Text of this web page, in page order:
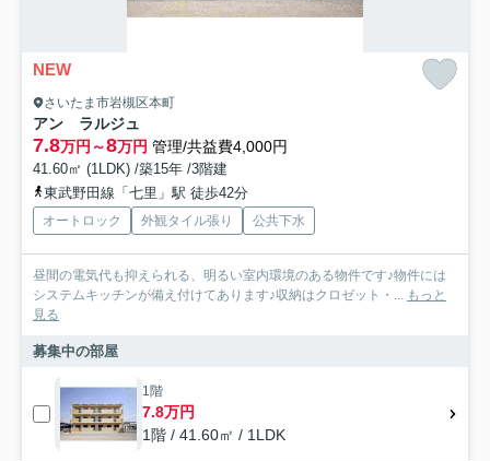
NEW
さいたま市岩槻区本町
アン ラルジュ
7.8万円～8万円 管理/共益費4,000円
41.60㎡ (1LDK) /築15年 /3階建
東武野田線「七里」駅 徒歩42分
オートロック 外観タイル張り 公共下水
昼間の電気代も抑えられる、明るい室内環境のある物件です♪物件には
システムキッチンが備え付けてあります♪収納はクロゼット・... もっと
見る
募集中の部屋
1階
7.8万円
1階 / 41.60㎡ / 1LDK